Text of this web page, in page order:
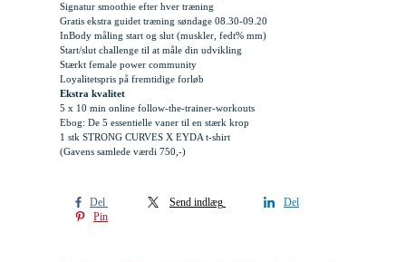
Signatur smoothie efter hver træning
Gratis ekstra guidet træning søndage 08.30-09.20
InBody måling start og slut (muskler, fedt% mm)
Start/slut challenge til at måle din udvikling
Stærkt female power community
Loyalitetspris på fremtidige forløb
Ekstra kvalitet
5 x 10 min online follow-the-trainer-workouts
Ebog: De 5 essentielle vaner til en stærk krop
1 stk STRONG CURVES X EYDA t-shirt
(Gavens samlede værdi 750,-)
Del Send indlæg
Del
Pin